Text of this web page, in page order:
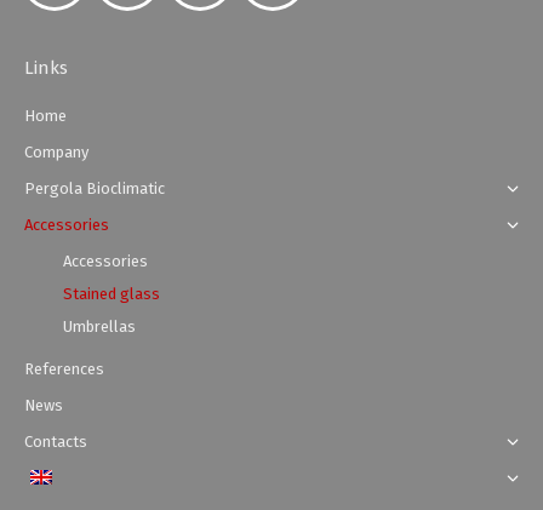
Links
Home
Company
Pergola Bioclimatic
Accessories
Accessories
Stained glass
Umbrellas
References
News
Contacts